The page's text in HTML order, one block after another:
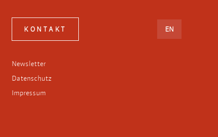
KONTAKT ENENGLISH
Newsletter
Datenschutz
Impressum